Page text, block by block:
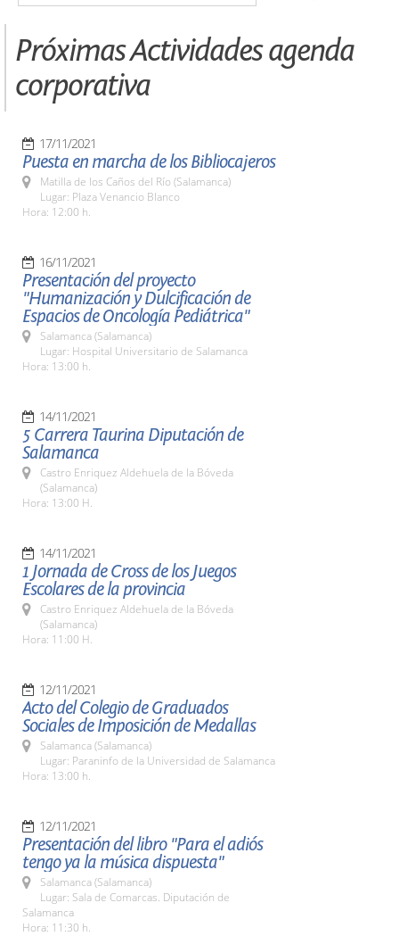
Próximas Actividades agenda
corporativa
17/11/2021
Puesta en marcha de los Bibliocajeros
Matilla de los Caños del Río (Salamanca)
Lugar: Plaza Venancio Blanco
Hora: 12:00 h.
16/11/2021
Presentación del proyecto
"Humanización y Dulcificación de
Espacios de Oncología Pediátrica"
Salamanca (Salamanca)
Lugar: Hospital Universitario de Salamanca
Hora: 13:00 h.
14/11/2021
5 Carrera Taurina Diputación de
Salamanca
Castro Enriquez Aldehuela de la Bóveda
(Salamanca)
Hora: 13:00 H.
14/11/2021
1 Jornada de Cross de los Juegos
Escolares de la provincia
Castro Enriquez Aldehuela de la Bóveda
(Salamanca)
Hora: 11:00 H.
12/11/2021
Acto del Colegio de Graduados
Sociales de Imposición de Medallas
Salamanca (Salamanca)
Lugar: Paraninfo de la Universidad de Salamanca
Hora: 13:00 h.
12/11/2021
Presentación del libro "Para el adiós
tengo ya la música dispuesta"
Salamanca (Salamanca)
Lugar: Sala de Comarcas. Diputación de
Salamanca
Hora: 11:30 h.